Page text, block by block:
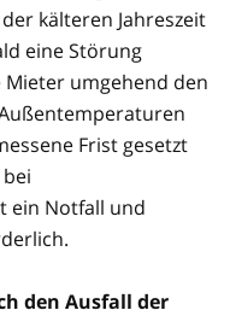
kälteren Jahreszeit
eine Störung
umgehend den
Frist gesetzt
ein Notfall und
den Ausfall der